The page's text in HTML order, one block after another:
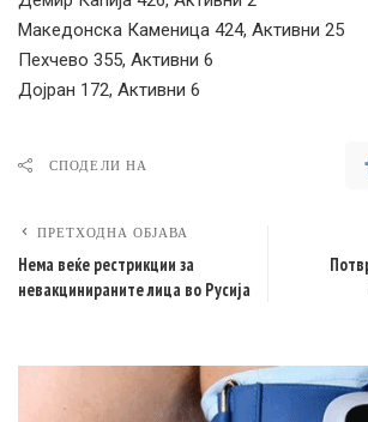
Македонска Каменица 424, Активни 25
Пехчево 355, Активни 6
Дојран 172, Активни 6
СПОДЕЛИ НА
ПРЕТХОДНА ОБЈАВА
Нема веќе рестрикции за
невакцинираните лица во Русија